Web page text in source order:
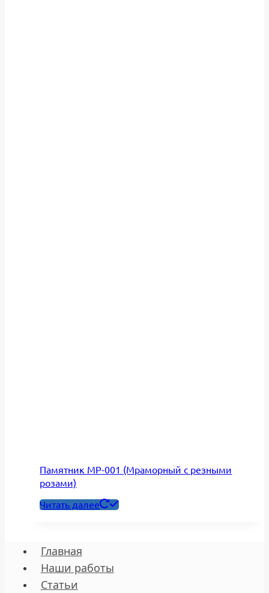
Памятник МР-001 (Мраморный с резными
розами)
Читать далее
Главная
Наши работы
Статьи